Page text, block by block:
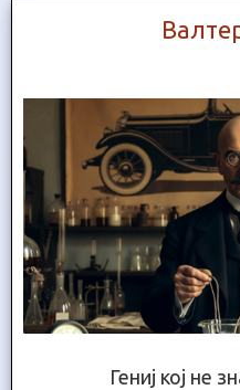
Гениј кој не